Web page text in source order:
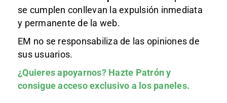
se cumplen conllevan la expulsión inmediata
y permanente de la web.
EM no se responsabiliza de las opiniones de
sus usuarios.
¿Quieres apoyarnos? Hazte Patróny
consigue acceso exclusivo a los paneles.